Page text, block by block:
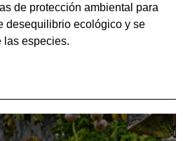
de protección ambiental para
desequilibrio ecológico y se
las especies.